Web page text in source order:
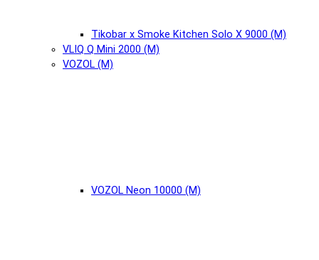
Tikobar x Smoke Kitchen Solo X 9000 (М)
VLIQ Q Mini 2000 (М)
VOZOL (М)
VOZOL Neon 10000 (М)